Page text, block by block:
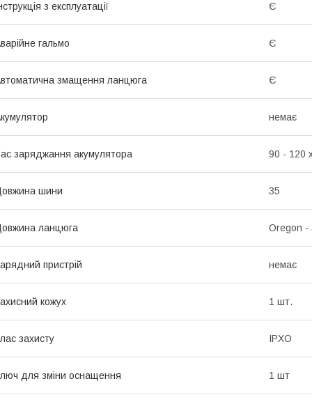
з експлуатації Є
гальмо Є
змащення ланцюга Є
немає
заряджання акумулятора 90 - 120
шини 35
ланцюга Oregon -
пристрій немає
кожух 1 шт.
захисту IPXO
для зміни оснащення 1 шт